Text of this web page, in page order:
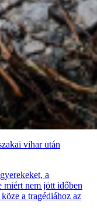
vihar után
a
miért nem jött időben
a tragédiához az